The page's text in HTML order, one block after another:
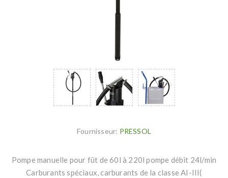
Fournisseur: PRESSOL
Pompe manuelle pour fût de 60l à 220l pompe débit 24l/min
Carburants spéciaux, carburants de la classe AI-III(